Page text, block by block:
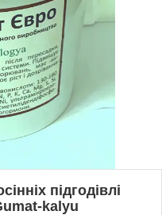
підгодівлі
kalyu